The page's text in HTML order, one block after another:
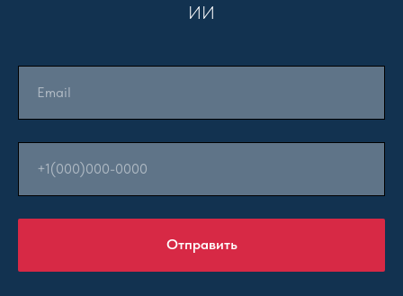
ИИ
Отправить